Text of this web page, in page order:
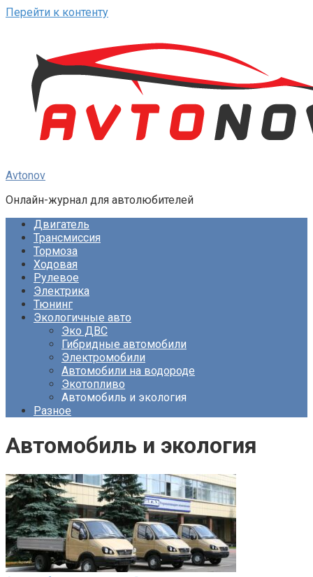
Перейти к контенту
Avtonov
Онлайн-журнал для автолюбителей
Двигатель
Трансмиссия
Тормоза
Ходовая
Рулевое
Электрика
Тюнинг
Экологичные авто
Эко ДВС
Гибридные автомобили
Электромобили
Автомобили на водороде
Экотопливо
Автомобиль и экология
Разное
Автомобиль и экология